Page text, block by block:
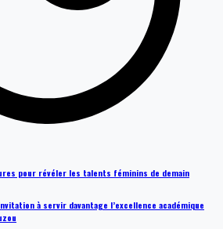
pour révéler les talents féminins de demain
à servir davantage l’excellence académique